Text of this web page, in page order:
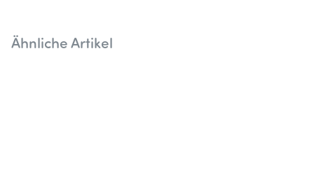
Ähnliche Artikel